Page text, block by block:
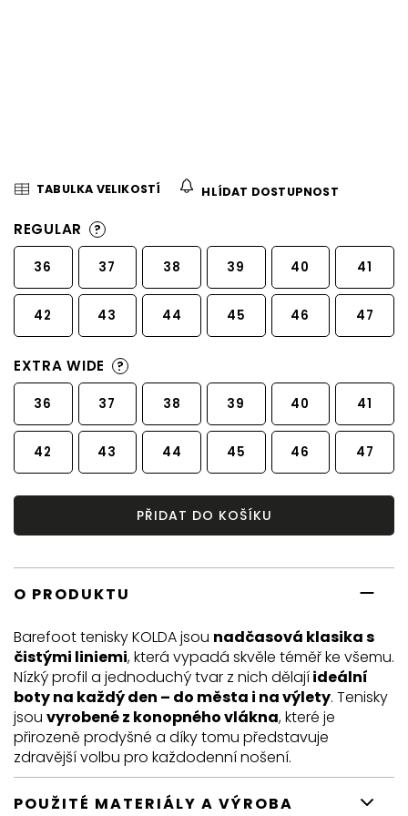
TABULKA VELIKOSTÍ HLÍDAT DOSTUPNOST
REGULAR ?
36 37 38 39 40 41
42 43 44 45 46 47
EXTRA WIDE ?
36 37 38 39 40 41
42 43 44 45 46 47
PŘIDAT DO KOŠÍKU
O PRODUKTU
Barefoot tenisky KOLDA jsou nadčasová klasika s
čistými liniemi, která vypadá skvěle téměř ke všemu.
Nízký profil a jednoduchý tvar z nich dělajíideální
boty na každý den – do města i na výlety. Tenisky
jsou vyrobené z konopného vlákna, které je
přirozeně prodyšné a díky tomu představuje
zdravější volbu pro každodenní nošení.
POUŽITÉ MATERIÁLY A VÝROBA